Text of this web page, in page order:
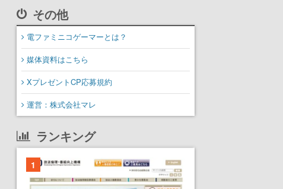
その他
電ファミニコゲーマーとは？
媒体資料はこちら
XプレゼントCP応募規約
運営：株式会社マレ
ランキング
1